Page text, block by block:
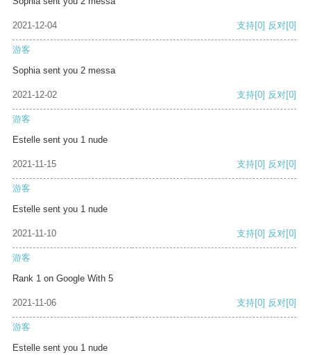
2021-12-04 支持[0] 反对[0]
游客
Sophia sent you 2 messa
2021-12-02 支持[0] 反对[0]
游客
Estelle sent you 1 nude
2021-11-15 支持[0] 反对[0]
游客
Estelle sent you 1 nude
2021-11-10 支持[0] 反对[0]
游客
Rank 1 on Google With 5
2021-11-06 支持[0] 反对[0]
游客
Estelle sent you 1 nude